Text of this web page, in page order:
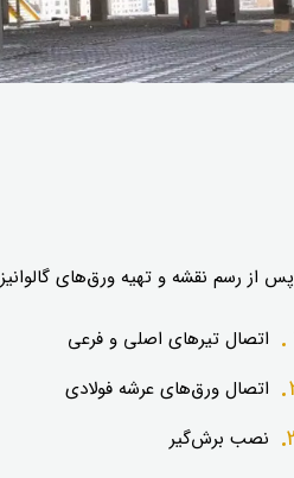
پس از رسم نقشه و تهیه ورق‌های
اتصال تیرهای اصلی و فرعی
اتصال ورق‌های عرشه فولادی
نصب برش‌گیر